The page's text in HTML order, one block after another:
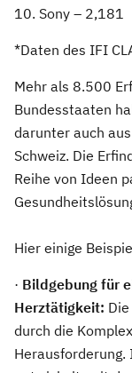
10. Sony – 2,181
*Daten des IFI
Mehr als 8.500
Bundesstaaten
darunter auch
Schweiz. Die
Reihe von Ideen
Hier einige
· Bildgebung für
Herztätigkeit:
durch die
Herausforderung.